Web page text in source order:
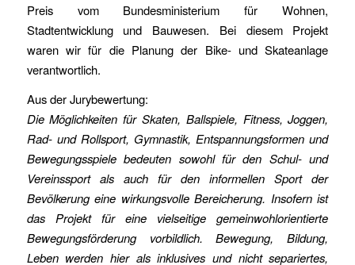
Preis vom Bundesministerium für Wohnen,
Stadtentwicklung und Bauwesen. Bei diesem Projekt
waren wir für die Planung der Bike- und Skateanlage
verantwortlich.
Aus der Jurybewertung:
Die Möglichkeiten für Skaten, Ballspiele, Fitness, Joggen,
Rad- und Rollsport, Gymnastik, Entspannungsformen und
Bewegungsspiele bedeuten sowohl für den Schul- und
Vereinssport als auch für den informellen Sport der
Bevölkerung eine wirkungsvolle Bereicherung. Insofern ist
das Projekt für eine vielseitige gemeinwohlorientierte
Bewegungsförderung vorbildlich. Bewegung, Bildung,
Leben werden hier als inklusives und nicht separiertes,